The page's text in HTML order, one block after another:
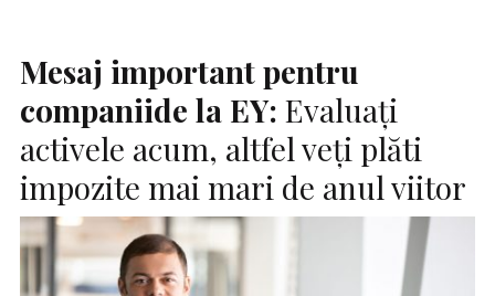
Mesaj important pentru
companiide la EY: Evaluați
activele acum, altfel veți plăti
impozite mai mari de anul viitor